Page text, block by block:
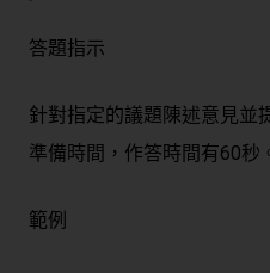
答題指示
針對指定的議題陳述意見並
準備時間，作答時間有60秒
範例